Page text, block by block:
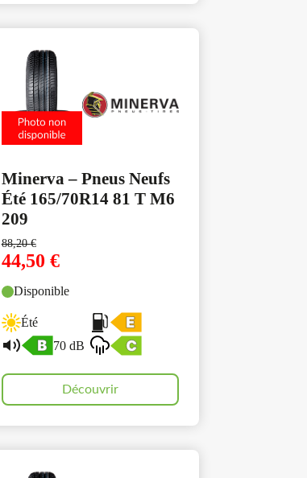
Minerva – Pneus Neufs
Été 165/70R14 81 T M6
209
88,20€
44,50 €
Disponible
Été
70 dB
Découvrir